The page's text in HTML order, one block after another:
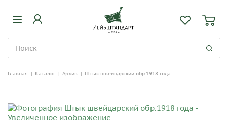
Главная | Каталог | Архив | Штык швейцарский обр.1918 года